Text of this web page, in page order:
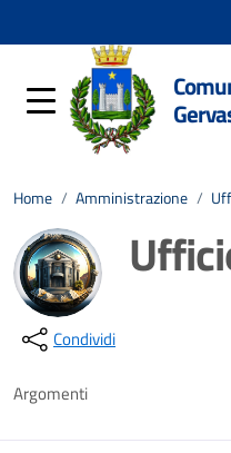
Home / Amministrazione /
Condividi
Argomenti